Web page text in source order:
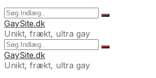
GaySite.dk
Unikt, frækt, ultra gay
GaySite.dk
Unikt, frækt, ultra gay